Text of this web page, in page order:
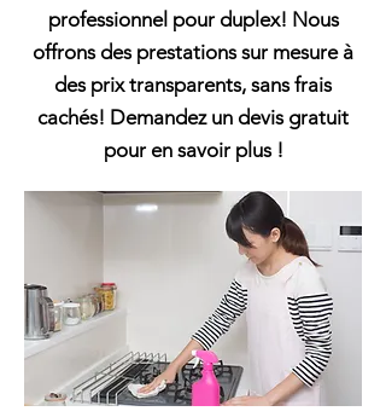
professionnel pour duplex! Nous
offrons des prestations sur mesure à
des prix transparents, sans frais
cachés! Demandez un devis gratuit
pour en savoir plus !